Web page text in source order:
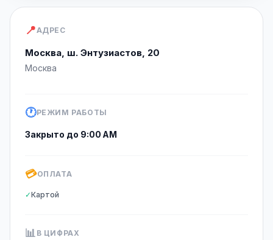
📍АДРЕС
Москва, ш. Энтузиастов, 20
Москва
🕐РЕЖИМ РАБОТЫ
Закрыто до 9:00 AM
💳ОПЛАТА
✓Картой
📊 В ЦИФРАХ